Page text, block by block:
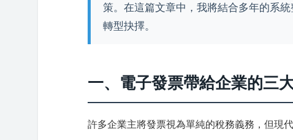
策。在這篇文章中，我將結合多年的系
轉型抉擇。
一、電子發票帶給企業的三
許多企業主將發票視為單純的稅務義務，但現